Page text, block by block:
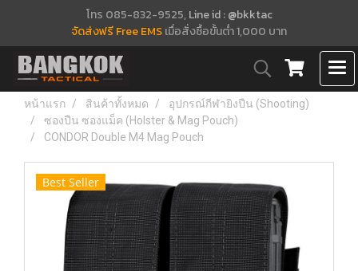
โทร 085-832-9525, Line id : @bkktac
จัดส่งฟรี Free EMSเมื่อสั่งซื้อขั้นต่ำ 1,000 บาท
หน้าแรก สินค้าทั้งหมด
อุปกรณ์กีฬายิงปืน (Shooting)
ซองปืน ซองแม็ค (Holster & Mag Pouch)
CONDOR Double M4 Mag Pouch
Best Seller